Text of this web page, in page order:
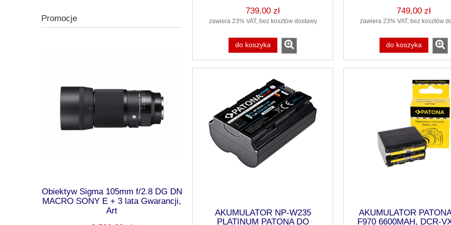
Promocje
Obiektyw Sigma 105mm f/2.8 DG DN
MACRO SONY E + 3 lata Gwarancji,
Art
Cont
Gwarancji, Sports
739,00 zł
zawiera 23% VAT, bez kosztów dostawy
do koszyka
749,00 zł
zawiera 23% VAT, bez kosztów
do koszyka
AKUMULATOR NP-W235
PLATINUM PATONA DO
AKUMULATOR
F970 6600MAH, DCR-